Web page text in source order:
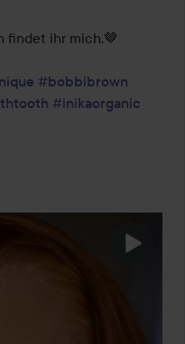
findet ihr mich.🤎
#bobbibrown
#inikaorganic